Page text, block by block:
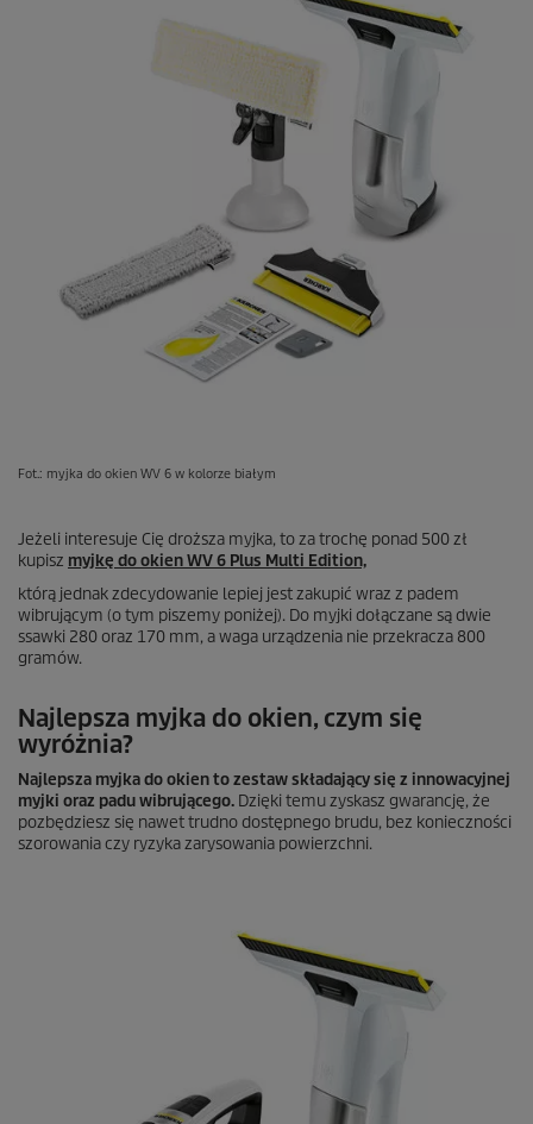
Fot.: myjka do okien WV 6 w kolorze białym
Jeżeli interesuje Cię droższa myjka, to za trochę ponad 500 zł
kupisz myjkę do okien WV 6 Plus Multi Edition,
którą jednak zdecydowanie lepiej jest zakupić wraz z padem
wibrującym (o tym piszemy poniżej). Do myjki dołączane są dwie
ssawki 280 oraz 170 mm, a waga urządzenia nie przekracza 800
gramów.
Najlepsza myjka do okien, czym się
wyróżnia?
Najlepsza myjka do okien to zestaw składający się z innowacyjnej
myjki oraz padu wibrującego. Dzięki temu zyskasz gwarancję, że
pozbędziesz się nawet trudno dostępnego brudu, bez konieczności
szorowania czy ryzyka zarysowania powierzchni.